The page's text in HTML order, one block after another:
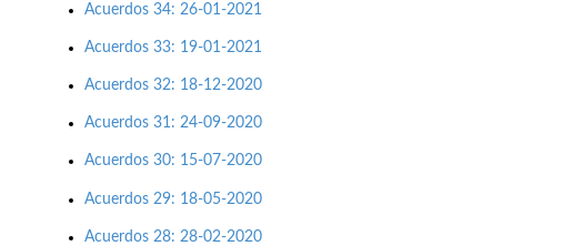
Acuerdos 34: 26-01-2021
Acuerdos 33: 19-01-2021
Acuerdos 32: 18-12-2020
Acuerdos 31: 24-09-2020
Acuerdos 30: 15-07-2020
Acuerdos 29: 18-05-2020
Acuerdos 28: 28-02-2020